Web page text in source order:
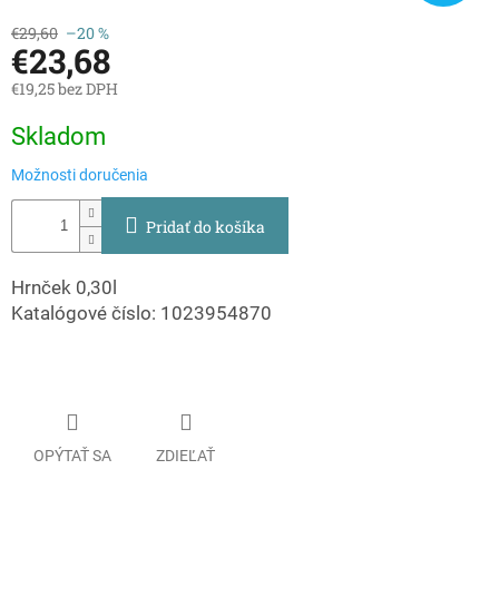
€29,60 –20 %
€23,68
€19,25 bez DPH
cena:
Skladom
Možnosti doručenia
Pridať do košíka
Hrnček 0,30l
Katalógové číslo: 1023954870
OPÝTAŤ SA ZDIEĽAŤ